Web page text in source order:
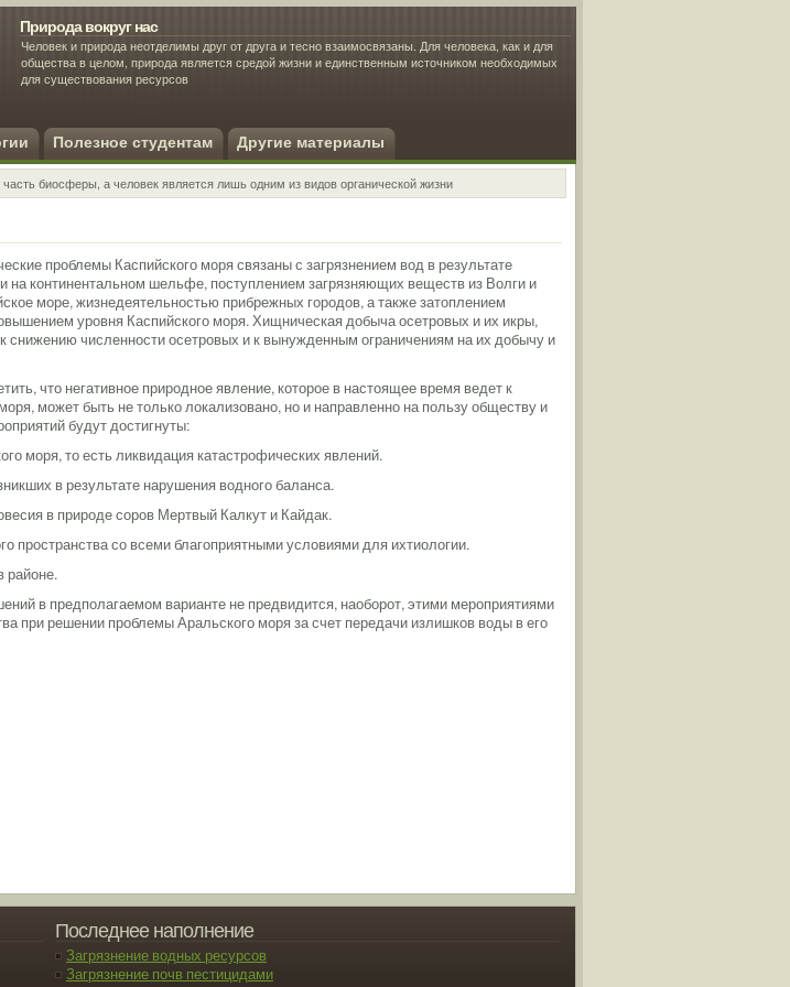
Природа вокруг нас
Человек и природа неотделимы друг от друга и тесно взаимосвязаны. Для человека, как и для
общества в целом, природа является средой жизни и единственным источником необходимых
для существования ресурсов
Полезное студентам Другие материалы
биосферы, а человек является лишь одним из видов органической жизни
проблемы Каспийского моря связаны с загрязнением вод в результате
на континентальном шельфе, поступлением загрязняющих веществ из Волги и
море, жизнедеятельностью прибрежных городов, а также затоплением
уровня Каспийского моря. Хищническая добыча осетровых и их икры,
к снижению численности осетровых и к вынужденным ограничениям на их добычу и
что негативное природное явление, которое в настоящее время ведет к
может быть не только локализовано, но и направленно на пользу обществу и
будут достигнуты:
моря, то есть ликвидация катастрофических явлений.
в результате нарушения водного баланса.
в природе соров Мертвый Калкут и Кайдак.
пространства со всеми благоприятными условиями для ихтиологии.
районе.
в предполагаемом варианте не предвидится, наоборот, этими мероприятиями
при решении проблемы Аральского моря за счет передачи излишков воды в его
Последнее наполнение
Загрязнение водных ресурсов
Загрязнение почв пестицидами